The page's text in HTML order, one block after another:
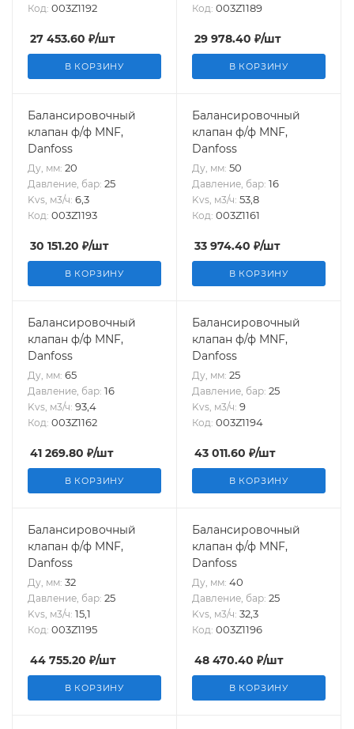
Код: 003Z1192
27 453.60 ₽/шт
В КОРЗИНУ
Код: 003Z1189
29 978.40 ₽/шт
В КОРЗИНУ
Балансировочный
клапан ф/ф MNF,
Danfoss
Ду, мм: 20
Давление, бар: 25
Kvs, м3/ч: 6,3
Код: 003Z1193
30 151.20 ₽/шт
В КОРЗИНУ
Балансировочный
клапан ф/ф MNF,
Danfoss
Ду, мм: 50
Давление, бар: 16
Kvs, м3/ч: 53,8
Код: 003Z1161
33 974.40 ₽/шт
В КОРЗИНУ
Балансировочный
клапан ф/ф MNF,
Danfoss
Ду, мм: 65
Давление, бар: 16
Kvs, м3/ч: 93,4
Код: 003Z1162
41 269.80 ₽/шт
В КОРЗИНУ
Балансировочный
клапан ф/ф MNF,
Danfoss
Ду, мм: 25
Давление, бар: 25
Kvs, м3/ч: 9
Код: 003Z1194
43 011.60 ₽/шт
В КОРЗИНУ
Балансировочный
клапан ф/ф MNF,
Danfoss
Ду, мм: 32
Давление, бар: 25
Kvs, м3/ч: 15,1
Код: 003Z1195
44 755.20 ₽/шт
В КОРЗИНУ
Балансировочный
клапан ф/ф MNF,
Danfoss
Ду, мм: 40
Давление, бар: 25
Kvs, м3/ч: 32,3
Код: 003Z1196
48 470.40 ₽/шт
В КОРЗИНУ